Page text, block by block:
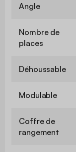
Angle
Nombre de
places
Déhoussable
Modulable
Coffre de
rangement